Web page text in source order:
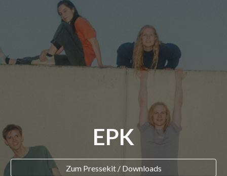
EPK
Zum Pressekit / Downloads